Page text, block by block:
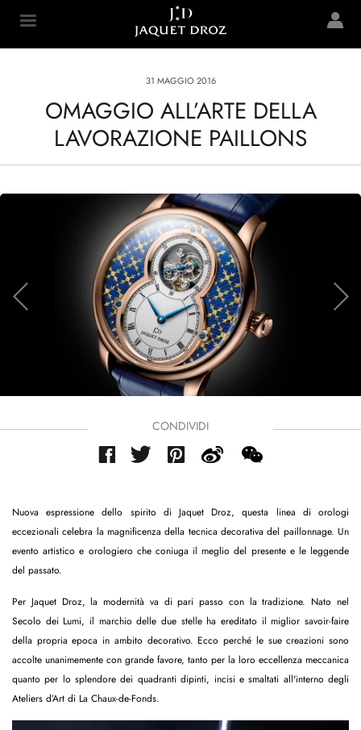
content
Jaquet Droz
31 MAGGIO 2016
OMAGGIO ALL’ARTE DELLA
LAVORAZIONE PAILLONS
CONDIVIDI
Nuova espressione dello spirito di Jaquet Droz, questa linea di orologi
eccezionali celebra la magnificenza della tecnica decorativa del paillonnage. Un
evento artistico e orologiero che coniuga il meglio del presente e le leggende
del passato.
Per Jaquet Droz, la modernità va di pari passo con la tradizione. Nato nel
Secolo dei Lumi, il marchio delle due stelle ha ereditato il miglior savoir-faire
della propria epoca in ambito decorativo. Ecco perché le sue creazioni sono
accolte unanimemente con grande favore, tanto per la loro eccellenza meccanica
quanto per lo splendore dei quadranti dipinti, incisi e smaltati all'interno degli
Ateliers d’Art di La Chaux-de-Fonds.